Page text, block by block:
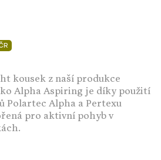
kousek z naší produkce
Alpha Aspiring je díky použití
Polartec Alpha a Pertexu
pro aktivní pohyb v